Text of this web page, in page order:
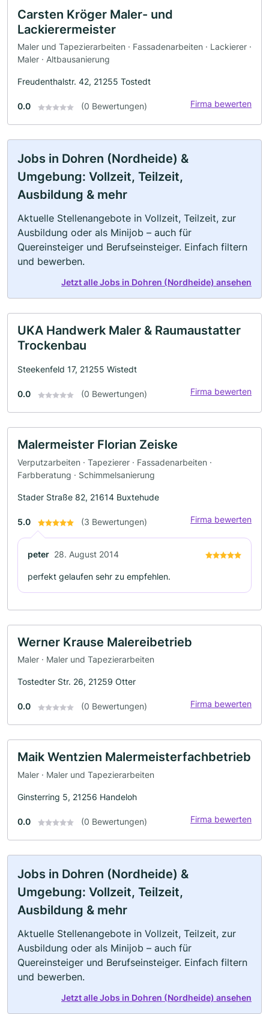
Carsten Kröger Maler- und
Lackierermeister
Maler und Tapezierarbeiten · Fassadenarbeiten · Lackierer ·
Maler · Altbausanierung
Freudenthalstr. 42, 21255 Tostedt
0.0 (0 Bewertungen) Firma bewerten
Jobs in Dohren (Nordheide) &
Umgebung: Vollzeit, Teilzeit,
Ausbildung & mehr
Aktuelle Stellenangebote in Vollzeit, Teilzeit, zur
Ausbildung oder als Minijob – auch für
Quereinsteiger und Berufseinsteiger. Einfach filtern
und bewerben.
Jetzt alle Jobs in Dohren (Nordheide) ansehen
UKA Handwerk Maler & Raumaustatter
Trockenbau
Steekenfeld 17, 21255 Wistedt
0.0 (0 Bewertungen) Firma bewerten
Malermeister Florian Zeiske
Verputzarbeiten · Tapezierer · Fassadenarbeiten ·
Farbberatung · Schimmelsanierung
Stader Straße 82, 21614 Buxtehude
5.0 (3 Bewertungen) Firma bewerten
peter 28. August 2014
perfekt gelaufen sehr zu empfehlen.
Werner Krause Malereibetrieb
Maler · Maler und Tapezierarbeiten
Tostedter Str. 26, 21259 Otter
0.0 (0 Bewertungen) Firma bewerten
Maik Wentzien Malermeisterfachbetrieb
Maler · Maler und Tapezierarbeiten
Ginsterring 5, 21256 Handeloh
0.0 (0 Bewertungen) Firma bewerten
Jobs in Dohren (Nordheide) &
Umgebung: Vollzeit, Teilzeit,
Ausbildung & mehr
Aktuelle Stellenangebote in Vollzeit, Teilzeit, zur
Ausbildung oder als Minijob – auch für
Quereinsteiger und Berufseinsteiger. Einfach filtern
und bewerben.
Jetzt alle Jobs in Dohren (Nordheide) ansehen